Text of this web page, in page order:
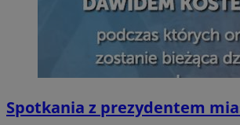
Spotkania z prezydentem